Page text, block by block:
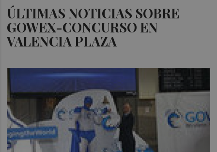
ÚLTIMAS NOTICIAS SOBRE
GOWEX-CONCURSO EN
VALENCIA PLAZA